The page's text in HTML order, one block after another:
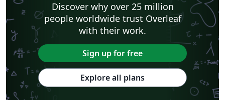
Discover why over 25 million
people worldwide trust Overleaf
with their work.
Sign up for free
Explore all plans